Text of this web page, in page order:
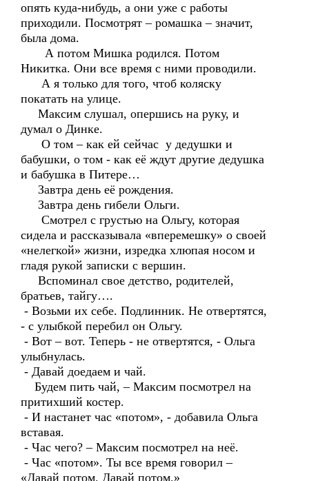
опять куда-нибудь, а они уже с работы
приходили. Посмотрят – ромашка – значит,
была дома.
А потом Мишка родился. Потом
Никитка. Они все время с ними проводили.
А я только для того, чтоб коляску
покатать на улице.
Максим слушал, опершись на руку, и
думал о Динке.
О том – как ей сейчас у дедушки и
бабушки, о том - как её ждут другие дедушка
и бабушка в Питере…
Завтра день её рождения.
Завтра день гибели Ольги.
Смотрел с грустью на Ольгу, которая
сидела и рассказывала «вперемешку» о своей
«нелегкой» жизни, изредка хлюпая носом и
гладя рукой записки с вершин.
Вспоминал свое детство, родителей,
братьев, тайгу….
- Возьми их себе. Подлинник. Не отвертятся,
- с улыбкой перебил он Ольгу.
- Вот – вот. Теперь - не отвертятся, - Ольга
улыбнулась.
- Давай доедаем и чай.
Будем пить чай, – Максим посмотрел на
притихший костер.
- И настанет час «потом», - добавила Ольга
вставая.
- Час чего? – Максим посмотрел на неё.
- Час «потом». Ты все время говорил –
«Давай потом. Давай потом.»